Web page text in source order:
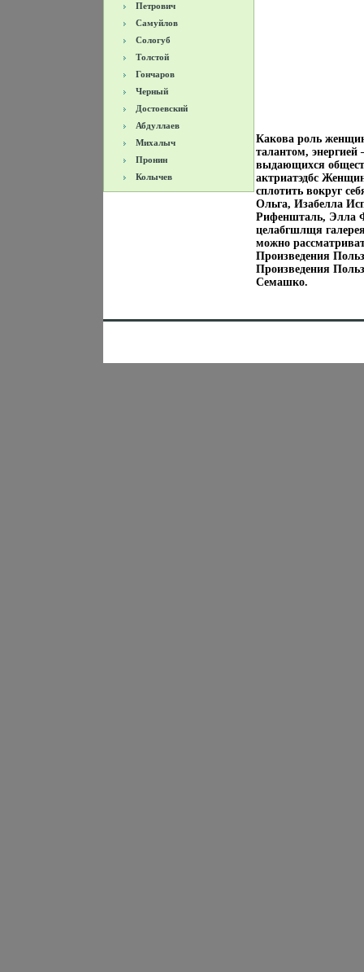
Петрович
Самуйлов
Сологуб
Толстой
Гончаров
Черный
Достоевский
Абдуллаев
Михалыч
Пронин
Колычев
Какова роль
талантом,
выдающихся
актриатэдбс
сплотить вокруг
Ольга, Изабелла
Рифеншталь, Элла
целабгшлщя
можно
Произведения
Произведения
Семашко.